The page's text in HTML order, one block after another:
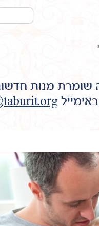
שומרת מנות